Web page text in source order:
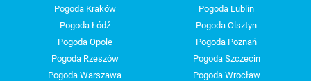
Pogoda Kraków
Pogoda Lublin
Pogoda Łódź
Pogoda Olsztyn
Pogoda Opole
Pogoda Poznań
Pogoda Rzeszów
Pogoda Szczecin
Pogoda Warszawa
Pogoda Wrocław